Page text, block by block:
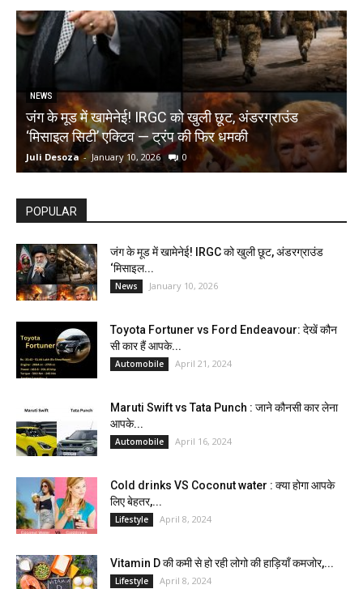
NEWS
जंग के मूड में खामेनेई! IRGC को खुली छूट, अंडरग्राउंड
‘मिसाइल सिटी’ एक्टिव — ट्रंप की फिर धमकी
Juli Desoza - January 10, 2026 0
POPULAR
जंग के मूड में खामेनेई! IRGC को खुली छूट, अंडरग्राउंड
‘मिसाइल...
News January 10, 2026
Toyota Fortuner vs Ford Endeavour: देखें कौन
सी कार हैं आपके...
Automobile April 21, 2024
Maruti Swift vs Tata Punch : जाने कौनसी कार लेना
आपके...
Automobile April 16, 2024
Cold drinks VS Coconut water : क्या होगा आपके
लिए बेहतर,...
Lifestyle April 8, 2024
Vitamin D की कमी से हो रही लोगो की हाड़ियाँ कमजोर,...
Lifestyle April 8, 2024